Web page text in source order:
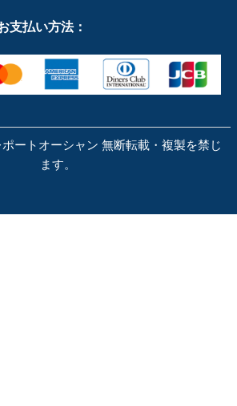
支払い方法：
ートオーシャン 無断転載・複製を禁じ
ます。